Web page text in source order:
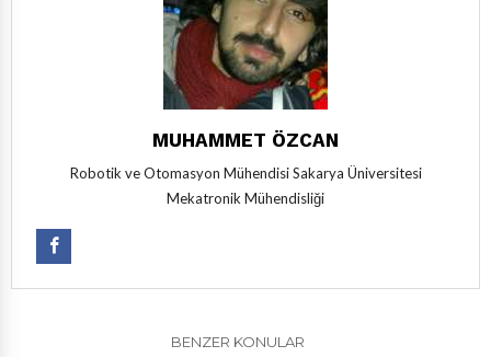
MUHAMMET ÖZCAN
Robotik ve Otomasyon Mühendisi Sakarya Üniversitesi
Mekatronik Mühendisliği
BENZER KONULAR